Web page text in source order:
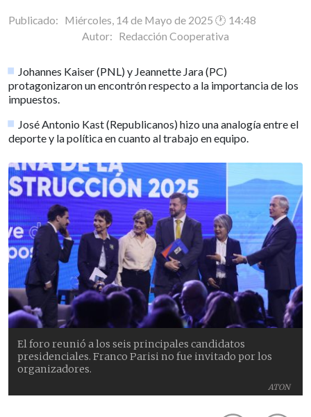
Publicado: Miércoles, 14 de Mayo de 2025 🕐 14:48
Autor: Redacción Cooperativa
Johannes Kaiser (PNL) y Jeannette Jara (PC)
protagonizaron un encontrón respecto a la importancia de los
impuestos.
José Antonio Kast (Republicanos) hizo una analogía entre el
deporte y la política en cuanto al trabajo en equipo.
ATON
El foro reunió a los seis principales candidatos
presidenciales. Franco Parisi no fue invitado por los
organizadores.